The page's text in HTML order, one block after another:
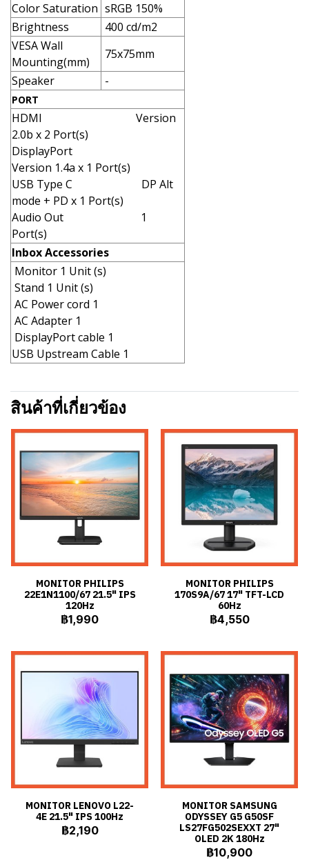
Color Saturation sRGB 150%
Brightness
400 cd/m2
VESA Wall
Mounting(mm)
75x75mm
Speaker
-
PORT
HDMI Version
2.0b x 2 Port(s)
DisplayPort
Version 1.4a x 1 Port(s)
USB Type C DP Alt
mode + PD x 1 Port(s)
Audio Out 1
Port(s)
Inbox Accessories
Monitor 1 Unit (s)
Stand 1 Unit (s)
AC Power cord 1
AC Adapter 1
DisplayPort cable 1
USB Upstream Cable 1
สินค้าที่เกี่ยวข้อง
MONITOR PHILIPS
22E1N1100/67 21.5" IPS
120Hz
฿1,990
MONITOR PHILIPS
170S9A/67 17" TFT-LCD
60Hz
฿4,550
MONITOR LENOVO L22-
4E 21.5" IPS 100Hz
฿2,190
MONITOR SAMSUNG
ODYSSEY G5 G50SF
LS27FG502SEXXT 27"
OLED 2K 180Hz
฿10,900